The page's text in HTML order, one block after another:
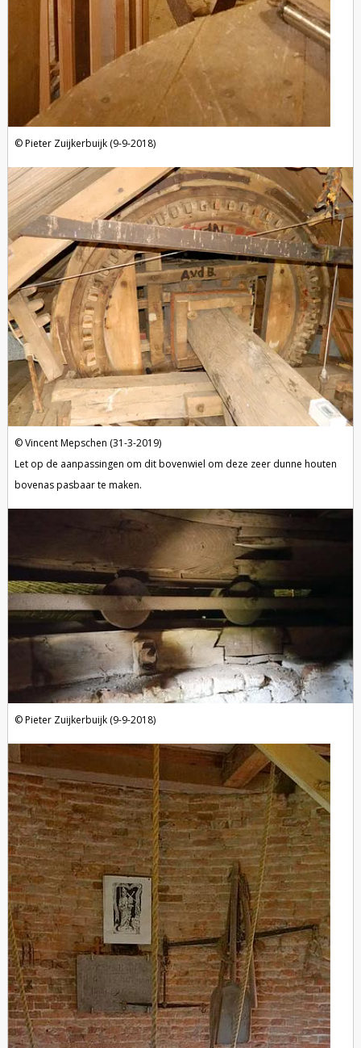
Pieter Zuijkerbuijk (9-9-2018)
Vincent Mepschen (31-3-2019)
Let op de aanpassingen om dit bovenwiel om deze zeer dunne houten
bovenas pasbaar te maken.
Pieter Zuijkerbuijk (9-9-2018)